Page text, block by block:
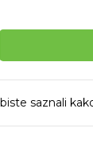
saznali